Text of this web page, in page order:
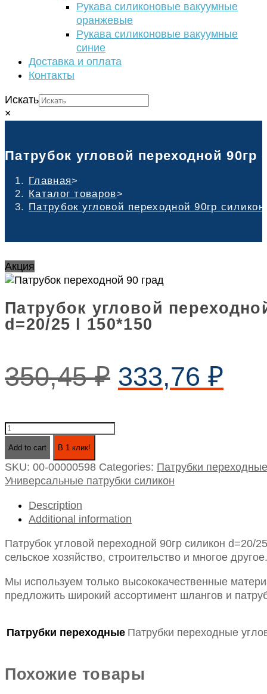
Рукава силиконовые вакуумные
оранжевые
Рукава силиконовые вакуумные
синие
Доставка и оплата
Контакты
Искать
×
Патрубок угловой переходной 90гр
Главная>
Каталог товаров>
Патрубок угловой переходной 90гр
Акция
Патрубок угловой
d=20/25 l 150*150
350,45₽ 333,76 ₽
Патрубок
90гр
силикон
150*150
quantity
Add to cart В 1 клик!
SKU: 00-00000598 Categories: Патрубки переходные
Универсальные патрубки силикон
Description
Additional information
Патрубок угловой переходной 90гр силикон
сельское хозяйство, строительство и многое
Мы используем только высококачественные
предложить широкий ассортимент шлангов и
Патрубки переходные Патрубки переходные
Похожие товары